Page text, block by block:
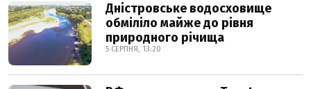
Дністровське водосховище
обміліло майже до рівня
природного річища
5 СЕРПНЯ, 13:20